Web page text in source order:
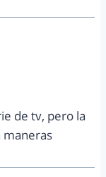
de tv, pero la
maneras